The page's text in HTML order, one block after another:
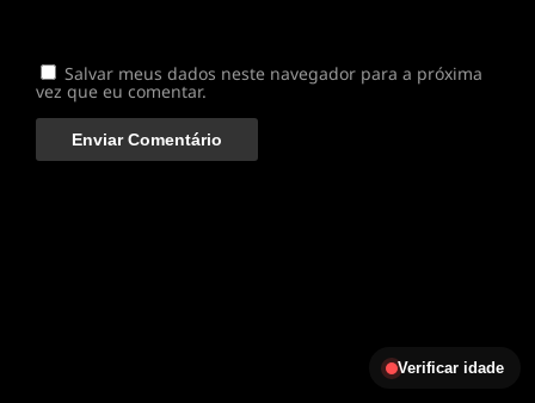
Salvar meus dados neste navegador para a próxima
vez que eu comentar.
Verificar idade